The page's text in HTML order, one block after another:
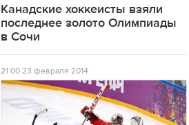
Канадские хоккеисты взяли
последнее золото Олимпиады
в Сочи
21:0023 февраля 2014